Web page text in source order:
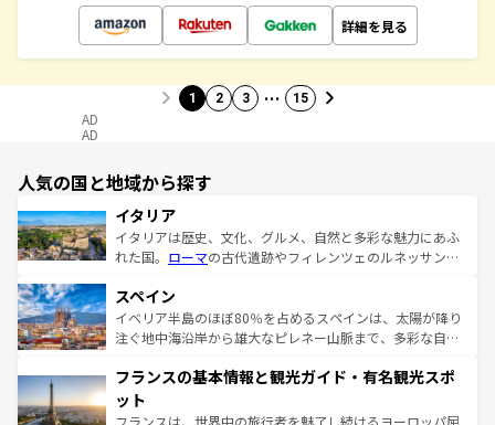
詳細を見る
1 2 3 … 15
AD
AD
人気の国と地域から探す
イタリア
イタリアは歴史、文化、グルメ、自然と多彩な魅力にあふ
れた国。 ローマの古代遺跡やフィレンツェのルネッサンス
ろん、トスカーナの美しい田園風景やアマルフィ海岸の絶
景など、自然景観も見逃せない。観光の合間には、本場の
ピザやパスタなど、絶品のイタリア料理を堪能することも
ませてくれるイタリアで、忘れられない旅をしてみよう！
なお、新着のイタリア情報は
しい。
スペイン
イベリア半島のほぼ80％を占めるスペインは、太陽が降り
注ぐ地中海沿岸から雄大なピレネー山脈まで、多彩な自然
文化が根付くこの国では、情熱的なフラメンコ、熱気あふ
れる闘牛、そして美味しいタパスが生活の一部となってい
る。首都マドリードの洗練された雰囲気や、バルセロナの
フランスの基本情報と観光ガイド・有名観光スポ
ット
フランスは、世界中の旅行者を魅了し続けるヨーロッパ屈